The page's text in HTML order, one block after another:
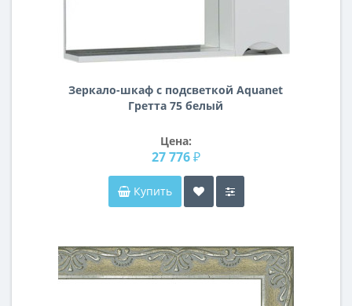
Зеркало-шкаф с подсветкой Aquanet
Гретта 75 белый
Цена:
27 776 ₽
Купить